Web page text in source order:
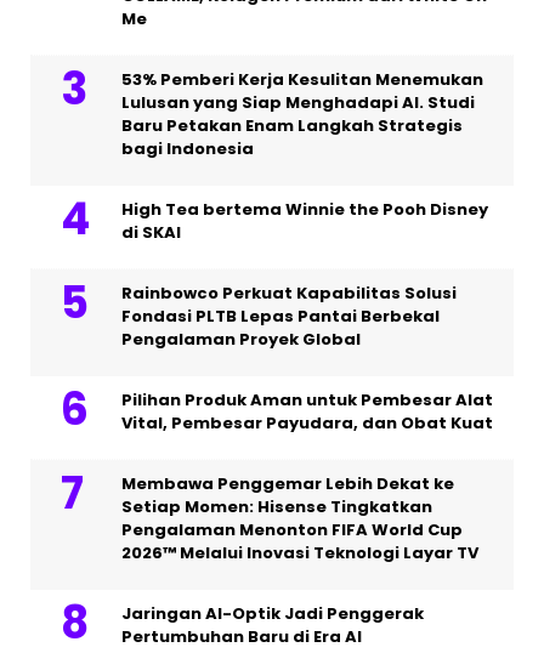
Me
53% Pemberi Kerja Kesulitan Menemukan
Lulusan yang Siap Menghadapi AI. Studi
Baru Petakan Enam Langkah Strategis
bagi Indonesia
High Tea bertema Winnie the Pooh Disney
di SKAI
Rainbowco Perkuat Kapabilitas Solusi
Fondasi PLTB Lepas Pantai Berbekal
Pengalaman Proyek Global
Pilihan Produk Aman untuk Pembesar Alat
Vital, Pembesar Payudara, dan Obat Kuat
Membawa Penggemar Lebih Dekat ke
Setiap Momen: Hisense Tingkatkan
Pengalaman Menonton FIFA World Cup
2026™ Melalui Inovasi Teknologi Layar TV
Jaringan AI-Optik Jadi Penggerak
Pertumbuhan Baru di Era AI